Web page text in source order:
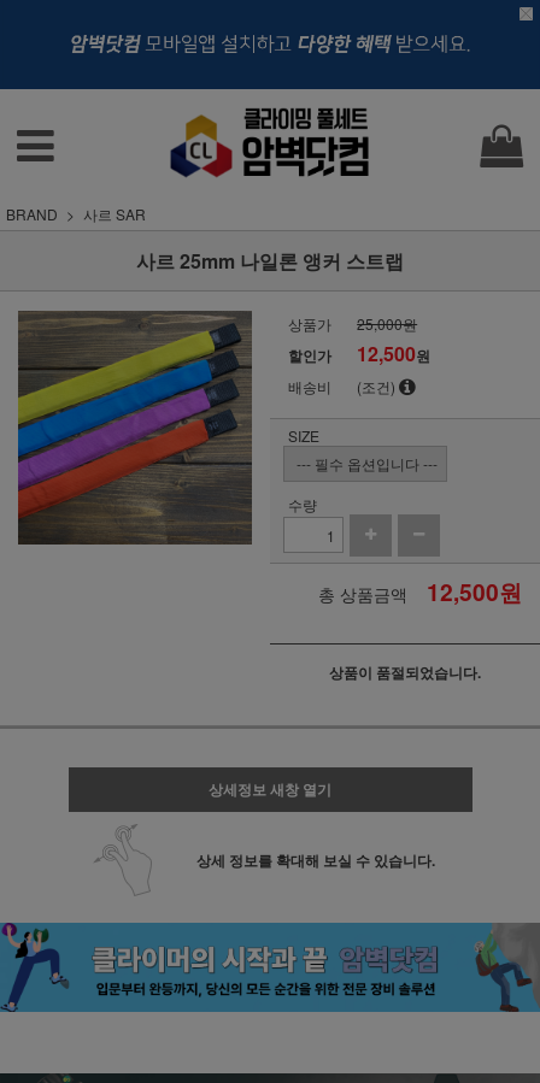
BRAND 사르 SAR
사르 25mm 나일론 앵커 스트랩
상품가 25,000원
할인가 12,500원
배송비 (조건)
SIZE
수량
총 상품금액 12,500원
상품이 품절되었습니다.
상세정보 새창 열기
상세 정보를 확대해 보실 수 있습니다.